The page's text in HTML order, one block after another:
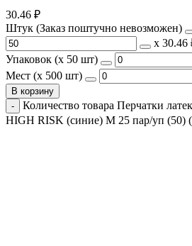
30.46 ₽
Штук (Заказ поштучно невозможен)
х 30.46
Упаковок (x 50 шт)
Мест (x 500 шт)
В корзину
Количество товара Перчатки
HIGH RISK (синие) М 25 пар/уп (50)